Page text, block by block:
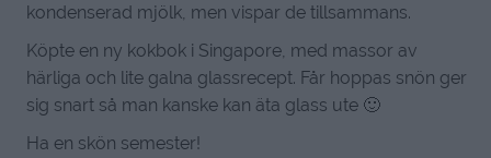
kondenserad mjölk, men vispar de tillsammans.
Köpte en ny kokbok i Singapore, med massor av
härliga och lite galna glassrecept. Får hoppas snön ger
sig snart så man kanske kan äta glass ute 🙂
Ha en skön semester!